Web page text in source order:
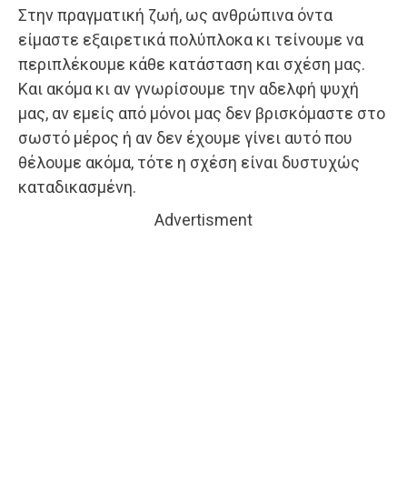
Στην πραγματική ζωή, ως ανθρώπινα όντα
είμαστε εξαιρετικά πολύπλοκα κι τείνουμε να
περιπλέκουμε κάθε κατάσταση και σχέση μας.
Και ακόμα κι αν γνωρίσουμε την αδελφή ψυχή
μας, αν εμείς από μόνοι μας δεν βρισκόμαστε στο
σωστό μέρος ή αν δεν έχουμε γίνει αυτό που
θέλουμε ακόμα, τότε η σχέση είναι δυστυχώς
καταδικασμένη.
Advertisment